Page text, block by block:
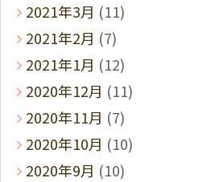
2021年3月 (11)
2021年2月 (7)
2021年1月 (12)
2020年12月 (11)
2020年11月 (7)
2020年10月 (10)
2020年9月 (10)